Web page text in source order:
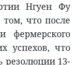
Нгуен Фу
что после
фермерского
успехов, что
резолюции 13-